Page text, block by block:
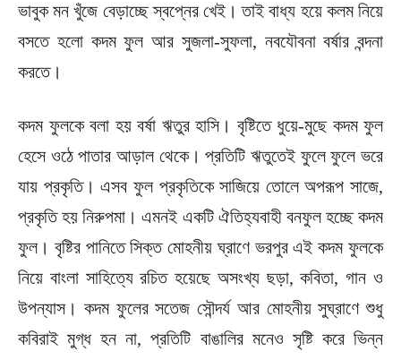
ভাবুক মন খুঁজে বেড়াচ্ছে স্বপ্নের খেই। তাই বাধ্য হয়ে কলম নিয়ে
বসতে হলো কদম ফুল আর সুজলা-সুফলা, নবযৌবনা বর্ষার বন্দনা
করতে।
কদম ফুলকে বলা হয় বর্ষা ঋতুর হাসি। বৃষ্টিতে ধুয়ে-মুছে কদম ফুল
হেসে ওঠে পাতার আড়াল থেকে। প্রতিটি ঋতুতেই ফুলে ফুলে ভরে
যায় প্রকৃতি। এসব ফুল প্রকৃতিকে সাজিয়ে তোলে অপরূপ সাজে,
প্রকৃতি হয় নিরুপমা। এমনই একটি ঐতিহ্যবাহী বনফুল হচ্ছে কদম
ফুল। বৃষ্টির পানিতে সিক্ত মোহনীয় ঘ্রাণে ভরপুর এই কদম ফুলকে
নিয়ে বাংলা সাহিত্যে রচিত হয়েছে অসংখ্য ছড়া, কবিতা, গান ও
উপন্যাস। কদম ফুলের সতেজ সৌন্দর্য আর মোহনীয় সুঘ্রাণে শুধু
কবিরাই মুগ্ধ হন না, প্রতিটি বাঙালির মনেও সৃষ্টি করে ভিন্ন